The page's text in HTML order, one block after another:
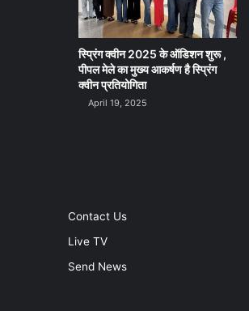
स्प्रिंग क्वीन 2025 के ऑडिशन शुरू ,
पीपल मेले का मुख्य आकर्षण है स्प्रिंग
क्वीन प्रतियोगिता
April 19, 2025
Contact Us
Live TV
Send News